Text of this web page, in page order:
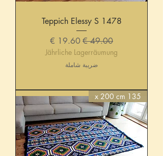
Teppich Elessy S 1478
سعر عاديسعر البيع
Jährliche Lagerräumung
ضريبة شاملة
135 x 200 cm